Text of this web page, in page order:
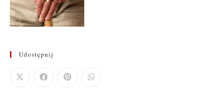
Udostępnij